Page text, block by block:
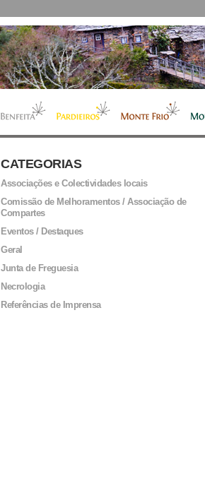
CATEGORIAS
Associações e Colectividades locais
Comissão de Melhoramentos / Associação de
Compartes
Eventos / Destaques
Geral
Junta de Freguesia
Necrologia
Referências de Imprensa